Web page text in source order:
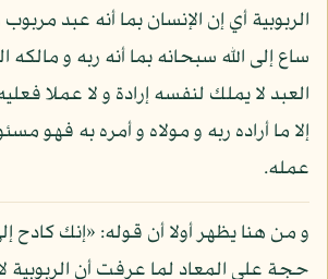
الربوبية أي إن الإنسان بما أنه عبد
ساع إلى الله سبحانه بما أنه ربه و مالكه
العبد لا يملك لنفسه إرادة و لا عملا
إلا ما أراده ربه و مولاه و أمره به فهو
عمله.
و من هنا يظهر أولا أن قوله: «إنك كادح
حجة على المعاد لما عرفت أن الربوبية